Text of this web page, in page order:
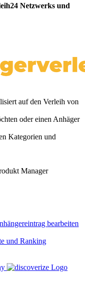
Netzwerks und
auf den Verleih von
oder einen Anhäger
Kategorien und
Manager
bearbeiten
und Ranking